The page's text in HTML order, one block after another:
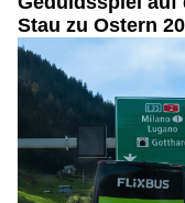
Stau zu Ostern